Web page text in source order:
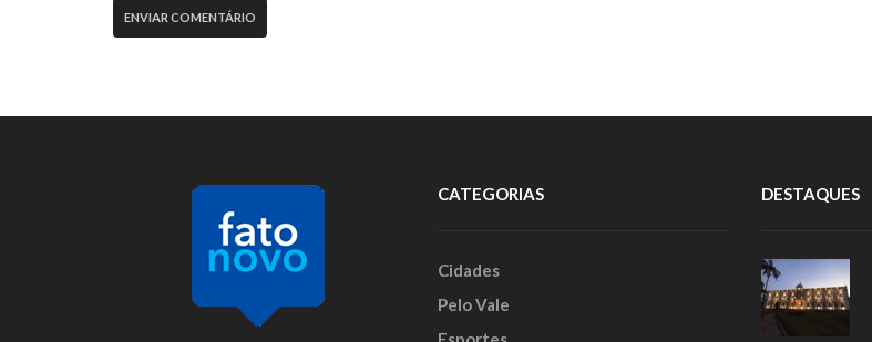
CATEGORIAS
Cidades
Pelo Vale
DESTAQUES